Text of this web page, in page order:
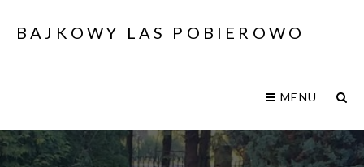
BAJKOWY LAS POBIEROWO
MENU